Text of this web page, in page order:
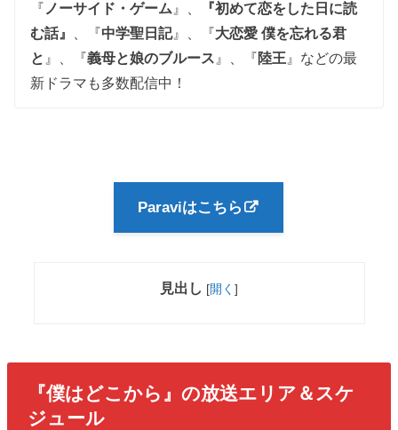
『 ノーサイド・ゲーム 』、
『初めて恋をした日に読
む話』
、『中学聖日記』、『大恋愛 僕を忘れる君
と 』、 『義母と娘のブルース 』、『陸王 』 などの最
新ドラマも多数配信中！
Paraviはこちら
見出し [開く ]
『僕はどこから』の放送エリア＆スケ
ジュール